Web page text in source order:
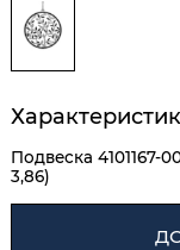
Подвеска 4101167-
3,86)